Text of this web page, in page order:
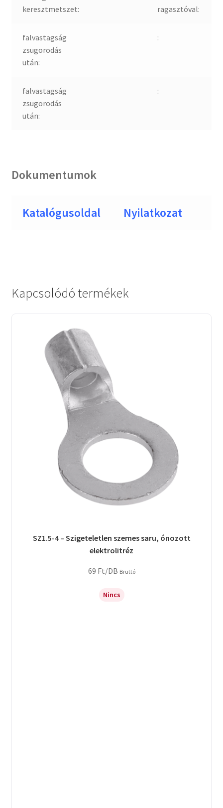
keresztmetszet:
ragasztóval:
falvastagság
zsugorodás
után:
:
falvastagság
zsugorodás
után:
:
Dokumentumok
Katalógusoldal Nyilatkozat
Kapcsolódó termékek
SZ1.5-4 – Szigeteletlen szemes saru, ónozott
elektrolitréz
69 Ft/DB Bruttó
Nincs